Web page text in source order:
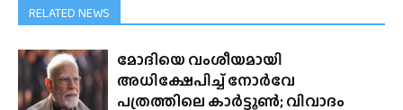
RELATED NEWS
മോദിയെ വംശീയമായി
അധിക്ഷേപിച്ച് നോർവേ
പത്രത്തിലെ കാർട്ടൂൺ; വിവാദം